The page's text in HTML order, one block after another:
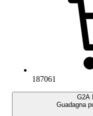
187061
G2A
Guadagna